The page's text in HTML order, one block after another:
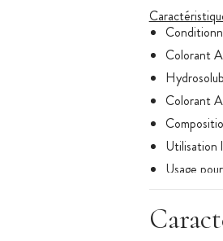
Colorant
Colorant
Utilisation
Usage